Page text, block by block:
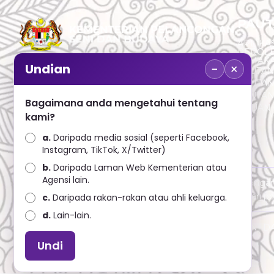
No. 2, Menara 1, Jalan P5/6, Presint 5,
+603 8000 8000
+603 8891 7100
Penafian : Kerajaan Malaysia dan Kementerian
penggunaan mana-mana maklumat yang diperolehi dari
Hakcipta © 2025 KEMENTERIAN PELANCONGAN SENI
Undian − ×
Bagaimana anda mengetahui tentang
kami?
a. Daripada media sosial (seperti Facebook,
Instagram, TikTok, X/Twitter)
b. Daripada Laman Web Kementerian atau
Agensi lain.
c. Daripada rakan-rakan atau ahli keluarga.
d. Lain-lain.
Undi